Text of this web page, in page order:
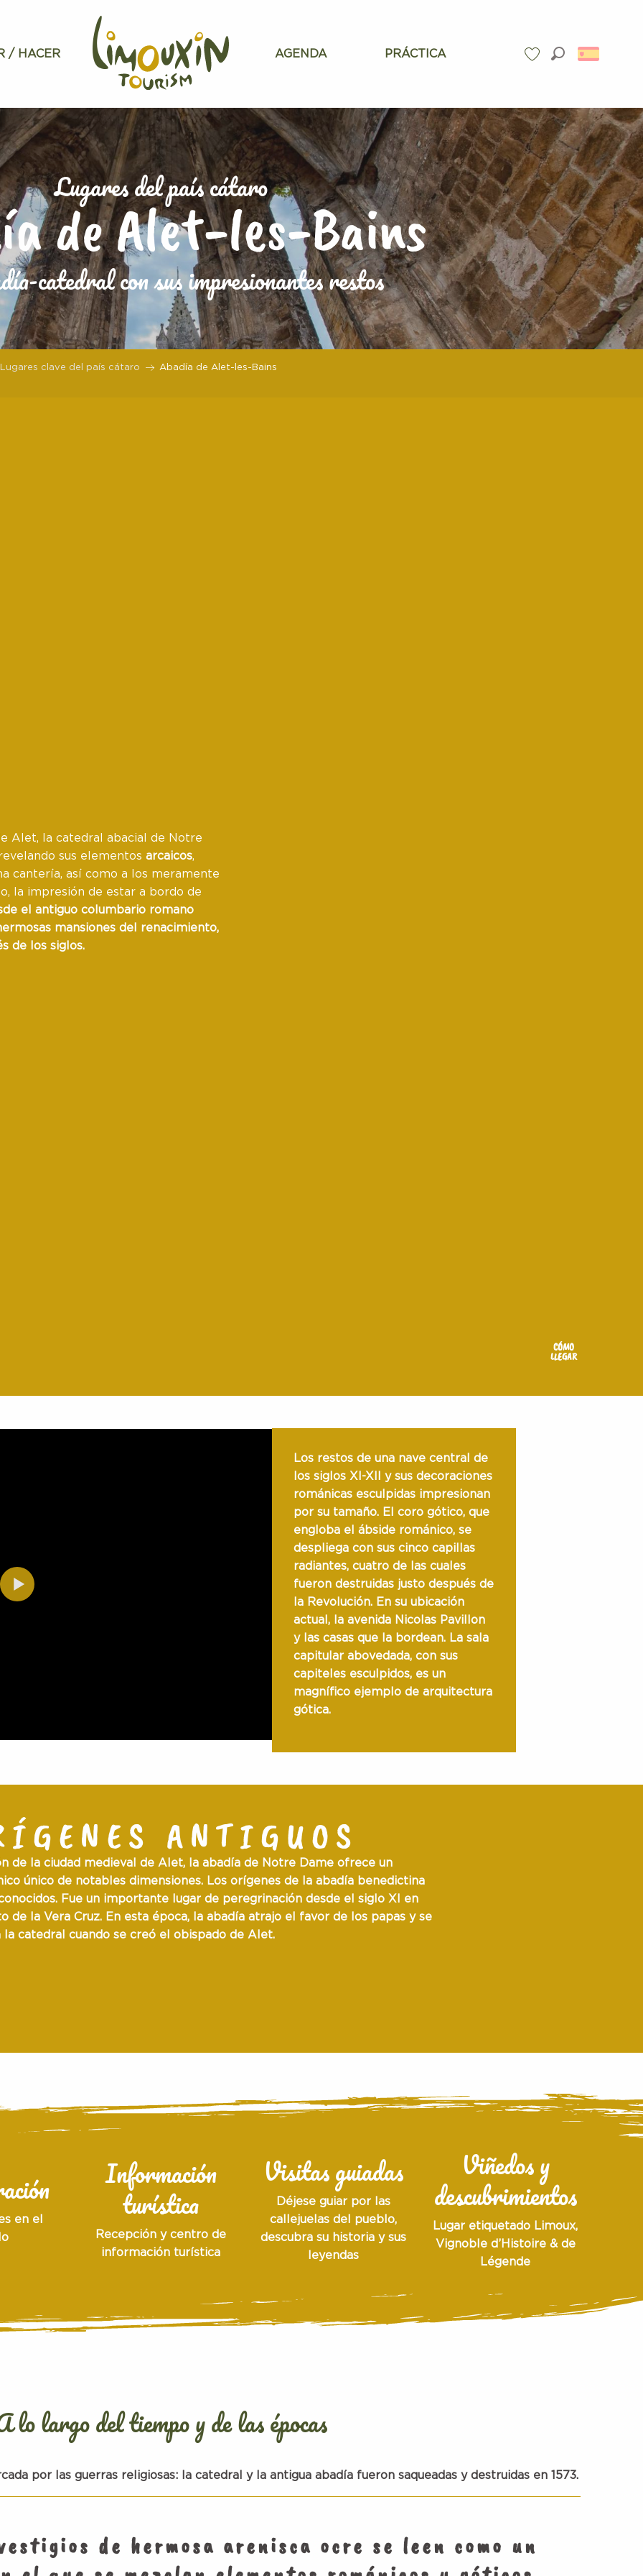
/ HACER AGENDA PRÁCTICA
Lugares del país cátaro
de Alet-les-Bains
catedral con sus impresionantes restos
Lugares clave del país cátaro Abadía de Alet-les-Bains
Alet, la catedral abacial de Notre
sus elementos arcaicos,
cantería, así como a los meramente
la impresión de estar a bordo de
el antiguo columbario romano
mansiones del renacimiento,
de los siglos.
CÓMO
LLEGAR
Los restos de una nave central de
los siglos XI-XII y sus decoraciones
románicas esculpidas impresionan
por su tamaño. El coro gótico, que
engloba el ábside románico, se
despliega con sus cinco capillas
radiantes, cuatro de las cuales
fueron destruidas justo después de
la Revolución. En su ubicación
actual, la avenida Nicolas Pavillon
y las casas que la bordean. La sala
capitular abovedada, con sus
capiteles esculpidos, es un
magnífico ejemplo de arquitectura
gótica.
ANTIGUOS
de la ciudad medieval de Alet, la abadía de Notre Dame ofrece un
único de notables dimensiones. Los orígenes de la abadía benedictina
. Fue un importante lugar de peregrinación desde el siglo XI en
de la Vera Cruz. En esta época, la abadía atrajo el favor de los papas y se
la catedral cuando se creó el obispado de Alet.
en el
Información
turística
Recepción y centro de
información turística
Visitas guiadas
Déjese guiar por las
callejuelas del pueblo,
descubra su historia y sus
leyendas
Viñedos y
descubrimientos
Lugar etiquetado Limoux,
Vignoble d’Histoire & de
Légende
lo largo del tiempo y de las épocas
por las guerras religiosas: la catedral y la antigua abadía fueron saqueadas y destruidas en 1573.
de hermosa arenisca ocre se leen como un